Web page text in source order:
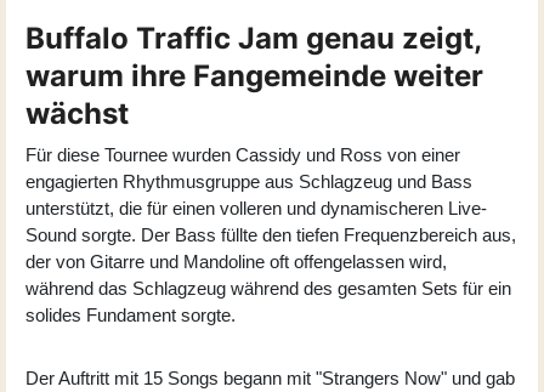
Buffalo Traffic Jam genau zeigt,
warum ihre Fangemeinde weiter
wächst
Für diese Tournee wurden Cassidy und Ross von einer
engagierten Rhythmusgruppe aus Schlagzeug und Bass
unterstützt, die für einen volleren und dynamischeren Live-
Sound sorgte. Der Bass füllte den tiefen Frequenzbereich aus,
der von Gitarre und Mandoline oft offengelassen wird,
während das Schlagzeug während des gesamten Sets für ein
solides Fundament sorgte.
Der Auftritt mit 15 Songs begann mit "Strangers Now" und gab